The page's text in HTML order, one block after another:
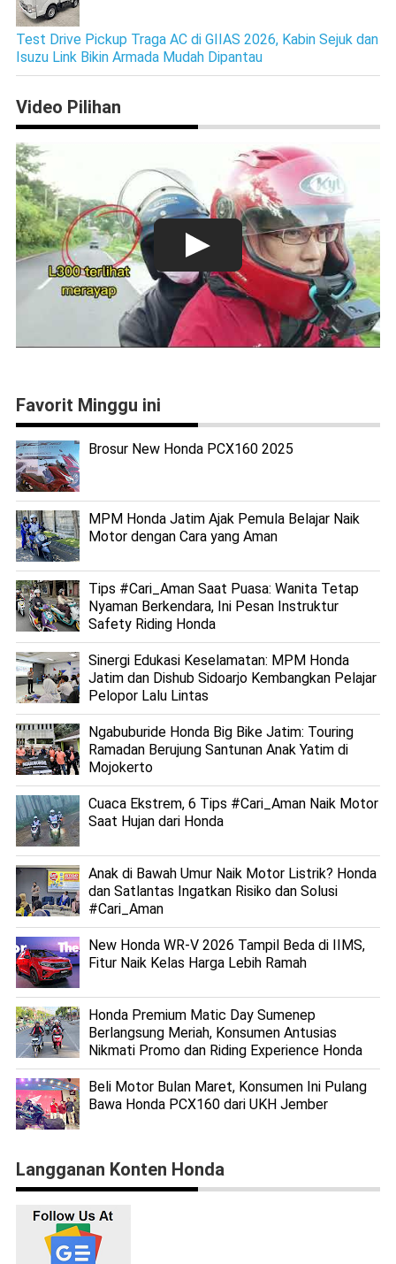
Test Drive Pickup Traga AC di GIIAS 2026, Kabin Sejuk dan
Isuzu Link Bikin Armada Mudah Dipantau
Video Pilihan
Favorit Minggu ini
Brosur New Honda PCX160 2025
MPM Honda Jatim Ajak Pemula Belajar Naik
Motor dengan Cara yang Aman
Tips #Cari_Aman Saat Puasa: Wanita Tetap
Nyaman Berkendara, Ini Pesan Instruktur
Safety Riding Honda
Sinergi Edukasi Keselamatan: MPM Honda
Jatim dan Dishub Sidoarjo Kembangkan Pelajar
Pelopor Lalu Lintas
Ngabuburide Honda Big Bike Jatim: Touring
Ramadan Berujung Santunan Anak Yatim di
Mojokerto
Cuaca Ekstrem, 6 Tips #Cari_Aman Naik Motor
Saat Hujan dari Honda
Anak di Bawah Umur Naik Motor Listrik? Honda
dan Satlantas Ingatkan Risiko dan Solusi
#Cari_Aman
New Honda WR-V 2026 Tampil Beda di IIMS,
Fitur Naik Kelas Harga Lebih Ramah
Honda Premium Matic Day Sumenep
Berlangsung Meriah, Konsumen Antusias
Nikmati Promo dan Riding Experience Honda
Beli Motor Bulan Maret, Konsumen Ini Pulang
Bawa Honda PCX160 dari UKH Jember
Langganan Konten Honda